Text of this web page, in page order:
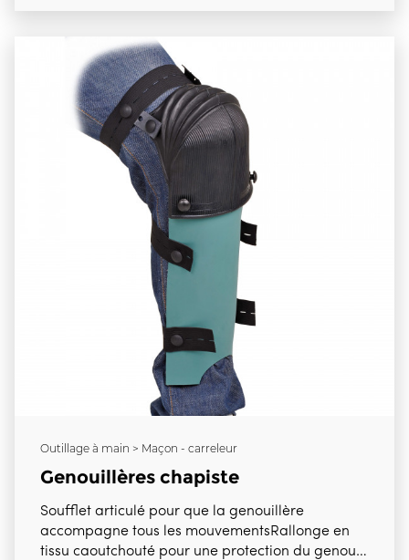
Outillage à main > Maçon - carreleur
Genouillères chapiste
Soufflet articulé pour que la genouillère
accompagne tous les mouvementsRallonge en
tissu caoutchouté pour une protection du genou